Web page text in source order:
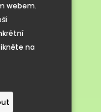
webem.
na